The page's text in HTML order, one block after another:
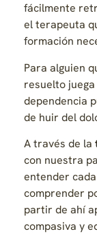
fácilmente
el terapeuta
formación
Para alguien
resuelto
dependencia
de huir del
A través de la
con nuestra
entender
comprender
partir de ahí
compasiva y